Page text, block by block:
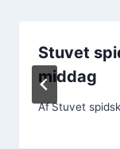
Stuvet
middag
AfStuvet